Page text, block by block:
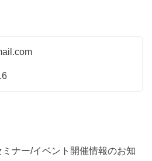
ナー/イベント開催情報のお知